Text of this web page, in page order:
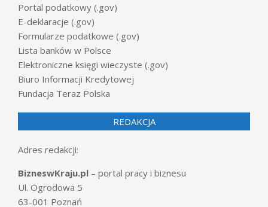
Portal podatkowy (.gov)
E-deklaracje (.gov)
Formularze podatkowe (.gov)
Lista banków w Polsce
Elektroniczne księgi wieczyste (.gov)
Biuro Informacji Kredytowej
Fundacja Teraz Polska
REDAKCJA
Adres redakcji:
BizneswKraju.pl – portal pracy i biznesu
Ul. Ogrodowa 5
63-001 Poznań